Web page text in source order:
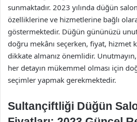
sunmaktadır. 2023 yılında düğün
özelliklerine ve hizmetlerine bağlı
göstermektedir. Düğün gününüzü
doğru mekânı seçerken, fiyat, hizmet
dikkate almanız önemlidir.
her detayın mükemmel olması için
seçimler yapmak gerekmektedir.
Sultançiftliği Düğün